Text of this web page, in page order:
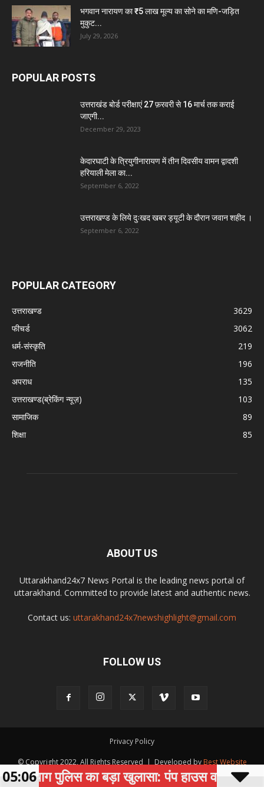
भगवान नारायण का ₹5 लाख मूल्य का सोने का मणि-जड़ित
मुकुट...
July 29, 2026
POPULAR POSTS
उत्तराखंड बोर्ड परीक्षाएं 27 फ़रवरी से 16 मार्च तक कराई
जाएगी...
December 29, 2023
केदारघाटी के त्रियुगीनारायण में तीन दिवसीय वामन द्वादशी
हरियाली मेला का...
September 6, 2022
उत्तराखण्ड के लिये दुःखद खबर ड्यूटी के दौरान जवान शहीद ।
September 6, 2022
POPULAR CATEGORY
उत्तराखण्ड
3629
फीचर्ड
3062
धर्म-संस्कृति
219
राजनीति
196
अपराध
135
उत्तराखण्ड(ब्रेकिंग न्यूज़)
103
सामाजिक
89
शिक्षा
85
ABOUT US
Uttarakhand24x7 News Portal is the leading news portal of
uttarakhand. Committed to provide latest and authentic news.
Contact us: uttarakhand24x7newshighlight@gmail.com
FOLLOW US
Privacy Policy
© Copyright 2022, All Rights Reserved | Developed by Best Website
Development Company
पुलिस का बड़ा खुलासा: पंप हाउस व हॉटमिक्स
05:06